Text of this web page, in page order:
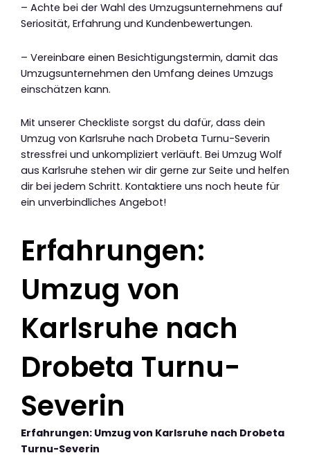
– Achte bei der Wahl des Umzugsunternehmens auf
Seriosität, Erfahrung und Kundenbewertungen.
– Vereinbare einen Besichtigungstermin, damit das
Umzugsunternehmen den Umfang deines Umzugs
einschätzen kann.
Mit unserer Checkliste sorgst du dafür, dass dein
Umzug von Karlsruhe nach Drobeta Turnu-Severin
stressfrei und unkompliziert verläuft. Bei Umzug Wolf
aus Karlsruhe stehen wir dir gerne zur Seite und helfen
dir bei jedem Schritt. Kontaktiere uns noch heute für
ein unverbindliches Angebot!
Erfahrungen:
Umzug von
Karlsruhe nach
Drobeta Turnu-
Severin
Erfahrungen: Umzug von Karlsruhe nach Drobeta
Turnu-Severin